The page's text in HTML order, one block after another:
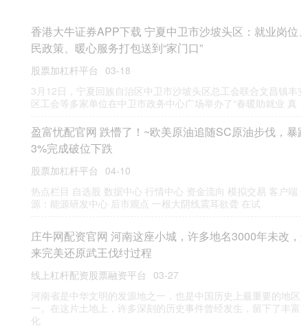
道正网配资 04-03
在成都博物馆，一尊两千年前的汉代经穴漆人静默伫立，它身上的
119个穴位点与现代针灸学高度吻合；旁边陈列的天回医简，记录着
财富配资APP下载 2025年12月27日新疆九鼎盛和果品经营
炒股配资开户 04-14
（原标题：2025年12月27日新疆九鼎盛和果品经营管理有限公司价格
行情） 品种 价格 面粉 4.00 大米 5.80
财猫网配资APP下载 海博思创再拿欧洲4.6GWh大单！
近日，在德国慕尼黑举办的欧洲智慧能源展（The smarter E
Europe）现场，海博思创与意大利领先的能源基础设
专业杠杆配资 真正的纯阳之物，每周吃3次，脾胃好了，气
血足了，浑身更有劲了
炒股配资开户